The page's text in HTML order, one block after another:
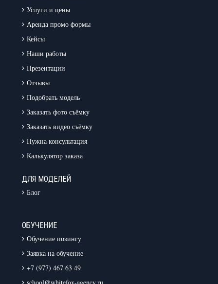
Услуги и цены
Аренда промо формы
Кейсы
Наши работы
Презентации
Отзывы
Подобрать модель
Заказать фото съёмку
Заказать видео съёмку
Нужна консультация
Калькулятор заказа
ДЛЯ МОДЕЛЕЙ
Блог
ОБУЧЕНИЕ
Обучение позингу
Заявка на обучение
+7 (977) 467 63 49